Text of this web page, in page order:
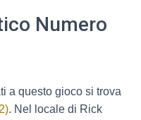
Numero
a questo gioco si trova
. Nel locale di Rick